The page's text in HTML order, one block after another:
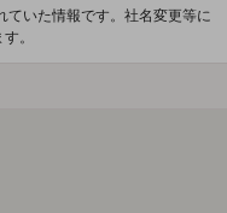
いた情報です。社名変更等に
。